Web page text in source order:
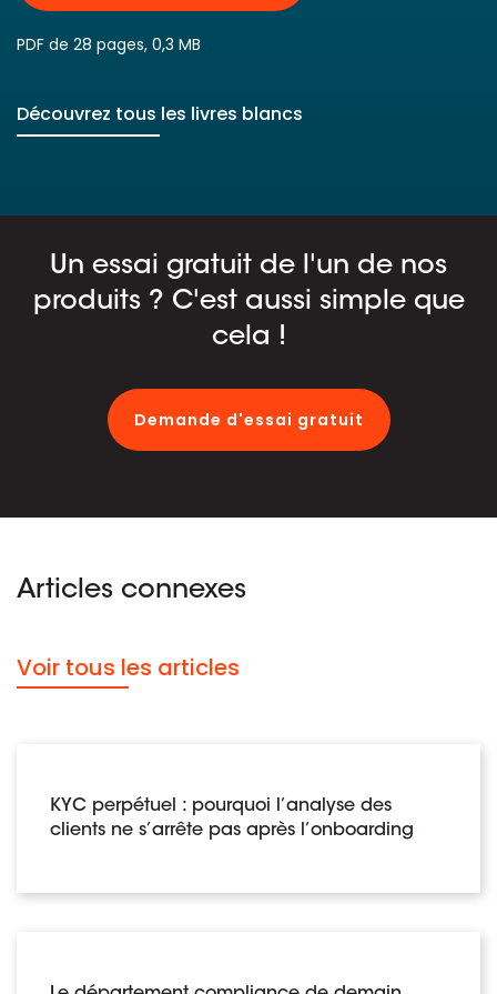
PDF de 28 pages, 0,3 MB
Découvrez tous les livres blancs
Un essai gratuit de l'un de nos
produits ? C'est aussi simple que
cela !
Demande d'essai gratuit
Articles connexes
Voir tous les articles
KYC perpétuel : pourquoi l’analyse des
clients ne s’arrête pas après l’onboarding